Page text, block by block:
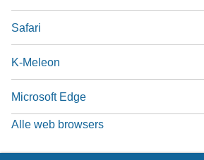
Safari
K-Meleon
Microsoft Edge
Alle web browsers